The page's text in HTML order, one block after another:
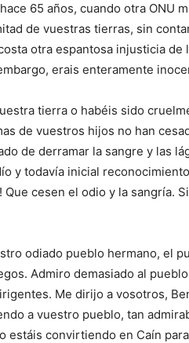
65 años, cuando otra ONU
de vuestras tierras, sin
otra espantosa injusticia de
erais enteramente
tierra o habéis sido
de vuestros hijos no han
de derramar la sangre y las
y todavía inicial
cesen el odio y la sangría.
odiado pueblo hermano, el
Admiro demasiado al
Me dirijo a vosotros,
a vuestro pueblo, tan
estáis convirtiendo en Caín